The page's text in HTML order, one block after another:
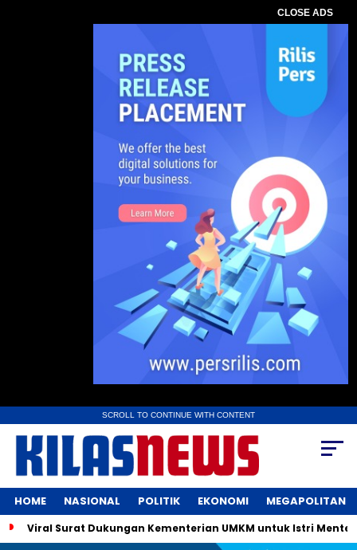
CLOSE ADS
SCROLL TO CONTINUE WITH CONTENT
HOME NASIONAL POLITIK EKONOMI MEGAPOLITAN
Viral Surat Dukungan Kementerian UMKM untuk Istri